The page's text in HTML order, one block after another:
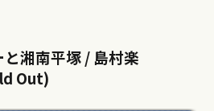
湘南平塚 / 島村楽
Out)